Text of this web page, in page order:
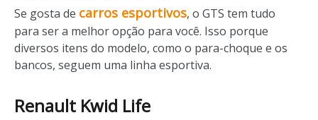
Se gosta de carros esportivos, o GTS tem tudo
para ser a melhor opção para você. Isso porque
diversos itens do modelo, como o para-choque e os
bancos, seguem uma linha esportiva.
Renault Kwid Life